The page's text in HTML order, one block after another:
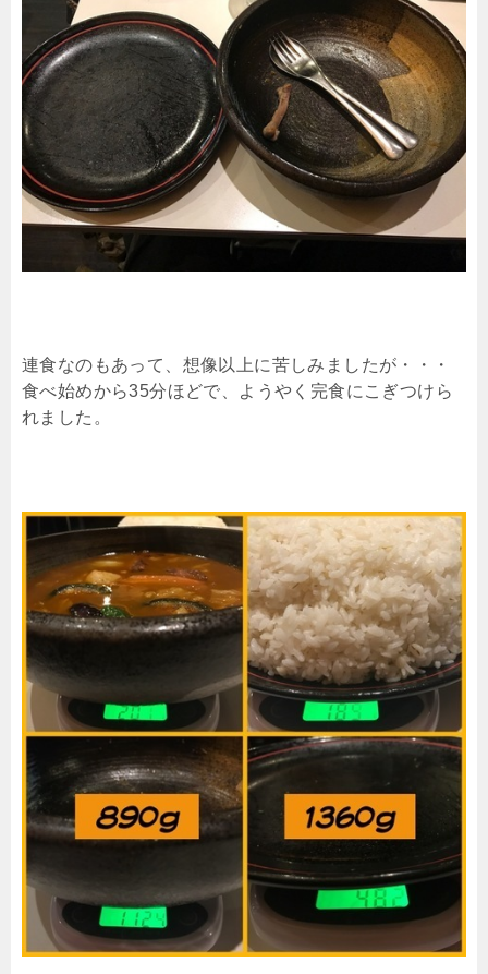
連食なのもあって、想像以上に苦しみましたが・・・
食べ始めから35分ほどで、ようやく完食にこぎつけら
れました。